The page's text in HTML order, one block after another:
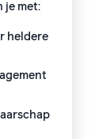
je met:
heldere